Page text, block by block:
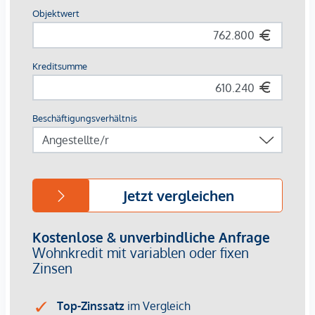
1- bis 5-Zimmer-Wohnungen
Wohnflächen von ca. 32 bis 129 m²
70 Tiefgaragenplätze (E-Ladestationen möglich)
Balkone, Terrassen oder Loggien
Shared Office Space
Fitnessraum
Gemeinschaftsraum mit Küche
Jugend- und Kinderspielraum
Paketraum und Waschküche
Fahrradreparaturraum
Althan Quartier Service-App